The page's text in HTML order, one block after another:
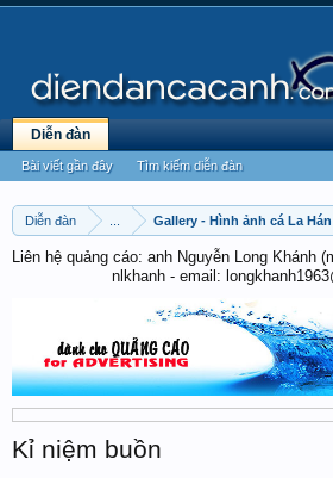
Diễn đàn Gallery - Hình ảnh cá La Hán
Liên hệ quảng cáo: anh Nguyễn Long Khánh
nlkhanh - email:
Kỉ niệm buồn
Diễn đàn
Bài viết gần đây Tìm kiếm diễn đàn